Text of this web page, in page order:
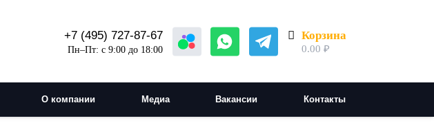
+7 (495) 727-87-67
Пн–Пт: с 9:00 до 18:00
Корзина
0.00 ₽
О компании Медиа Вакансии Контакты